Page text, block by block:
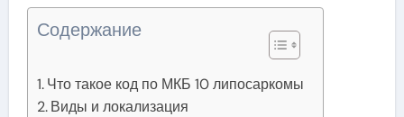
Содержание
Что такое код по МКБ 10 липосаркомы
Виды и локализация